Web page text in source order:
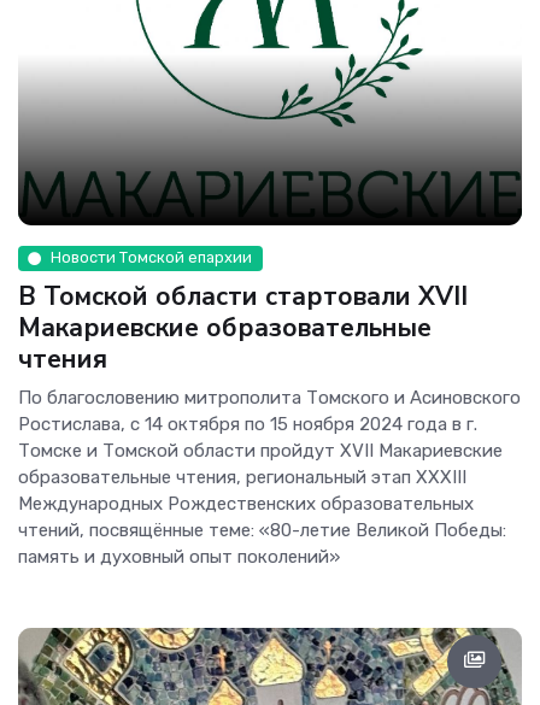
Новости Томской епархии
В Томской области стартовали XVII
Макариевские образовательные
чтения
По благословению митрополита Томского и Асиновского
Ростислава, с 14 октября по 15 ноября 2024 года в г.
Томске и Томской области пройдут XVII Макариевские
образовательные чтения, региональный этап XXXIII
Международных Рождественских образовательных
чтений, посвящённые теме: «80-летие Великой Победы:
память и духовный опыт поколений»